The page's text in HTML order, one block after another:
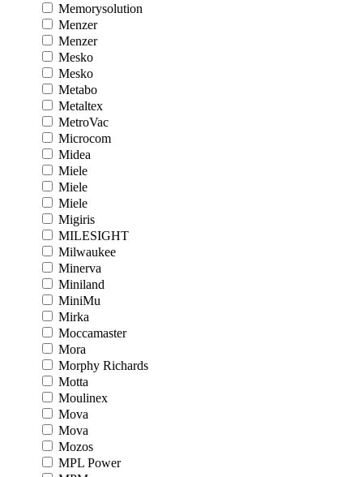
Memorysolution
Menzer
Menzer
Mesko
Mesko
Metabo
Metaltex
MetroVac
Microcom
Midea
Miele
Miele
Miele
Migiris
MILESIGHT
Milwaukee
Minerva
Miniland
MiniMu
Mirka
Moccamaster
Mora
Morphy Richards
Motta
Moulinex
Mova
Mova
Mozos
MPL Power